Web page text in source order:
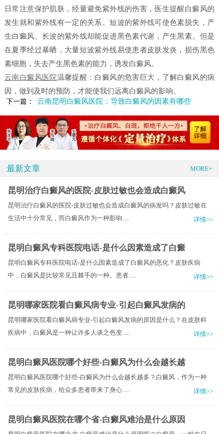
日常注意保护肌肤，经量避免紫外线的伤害，医生提醒白癜风的
发生就和紫外线有一定的关系。短波的紫外线可使色素脱失，产
生白癜风。长波的紫外线却能促进黑色素代谢，产生黑素。但是
在夏季经过暴晒，大量短波紫外线易使患者皮肤发炎，损伤黑色
素细胞，失去产生黑色素的能力，诱发白癜风。
云南白癜风医院温馨提醒：白癜风的危害巨大，了解白癜风的病
因，做到及时的预防，才能使我们远离白癜风的影响。
下一篇： 云南昆明白癜风医院：导致白癜风的因素有哪些
最新文章 MORE+
昆明治疗白癜风的医院-皮肤过敏也会造成白癜风
昆明治疗白癜风的医院-皮肤过敏也会造成白癜风的病发吗？皮肤过敏在
生活中十分常见，而白癜风作为一种影响.....
详情>>
昆明白癜风专科医院电话-是什么因素造成了白癜
昆明白癜风专科医院电话-是什么因素造成了白癜风的恶化？皮肤疾病
中，白癜风是比较常见且棘手的一种。患者.....
详情>>
昆明哪家医院看白癜风病专业-引起白癜风发病的
昆明哪家医院看白癜风病专业-引起白癜风发病的原因是什么？在皮肤科
疾病中，白癜风是一种让许多人谈之色变.....
详情>>
昆明白癜风医院哪个好些-白癜风为什么会越长越
昆明白癜风医院哪个好些-白癜风为什么会越长越多？白癜风，作为一种
常见的皮肤疾病，给众多患者带来了身心.....
详情>>
昆明白癜风医院在哪个省-白癜风难治是什么原因